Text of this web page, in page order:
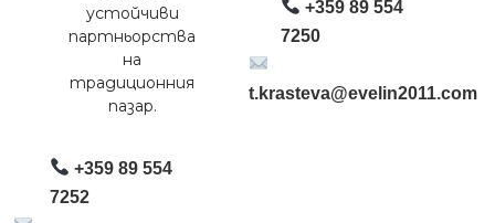
устойчиви
партньорства
на
традиционния
пазар.
+359 89 554
7252
+359 89 554
7250
t.krasteva@evelin2011.com